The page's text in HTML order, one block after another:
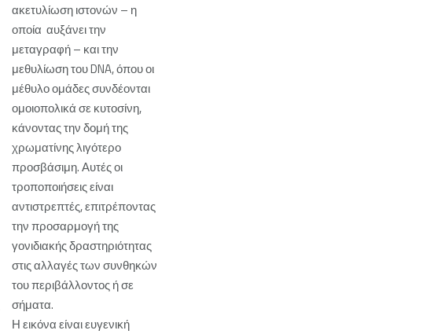
ακετυλίωση ιστονών – η
οποία αυξάνει την
μεταγραφή – και την
μεθυλίωση του DNA, όπου οι
μέθυλο ομάδες συνδέονται
ομοιοπολικά σε κυτοσίνη,
κάνοντας την δομή της
χρωματίνης λιγότερο
προσβάσιμη. Αυτές οι
τροποποιήσεις είναι
αντιστρεπτές, επιτρέποντας
την προσαρμογή της
γονιδιακής δραστηριότητας
στις αλλαγές των συνθηκών
του περιβάλλοντος ή σε
σήματα.
Η εικόνα είναι ευγενική